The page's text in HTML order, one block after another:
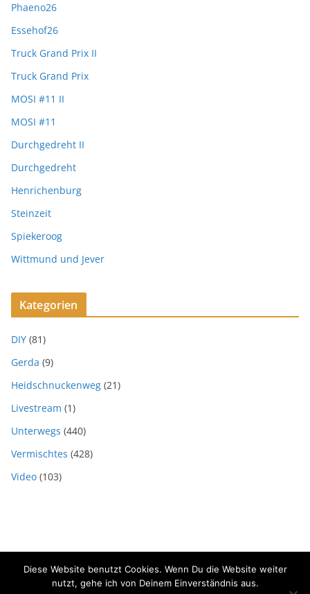
Phaeno26
Essehof26
Truck Grand Prix II
Truck Grand Prix
MOSI #11 II
MOSI #11
Durchgedreht II
Durchgedreht
Henrichenburg
Steinzeit
Spiekeroog
Wittmund und Jever
Kategorien
DIY (81)
Gerda (9)
Heidschnuckenweg (21)
Livestream (1)
Unterwegs (440)
Vermischtes (428)
Video (103)
Copyright © 2026 SVEN HOFFMANN MEDIENGESTALTER
Diese Website benutzt Cookies. Wenn Du die Website weiter
nutzt, gehe ich von Deinem Einverständnis aus.